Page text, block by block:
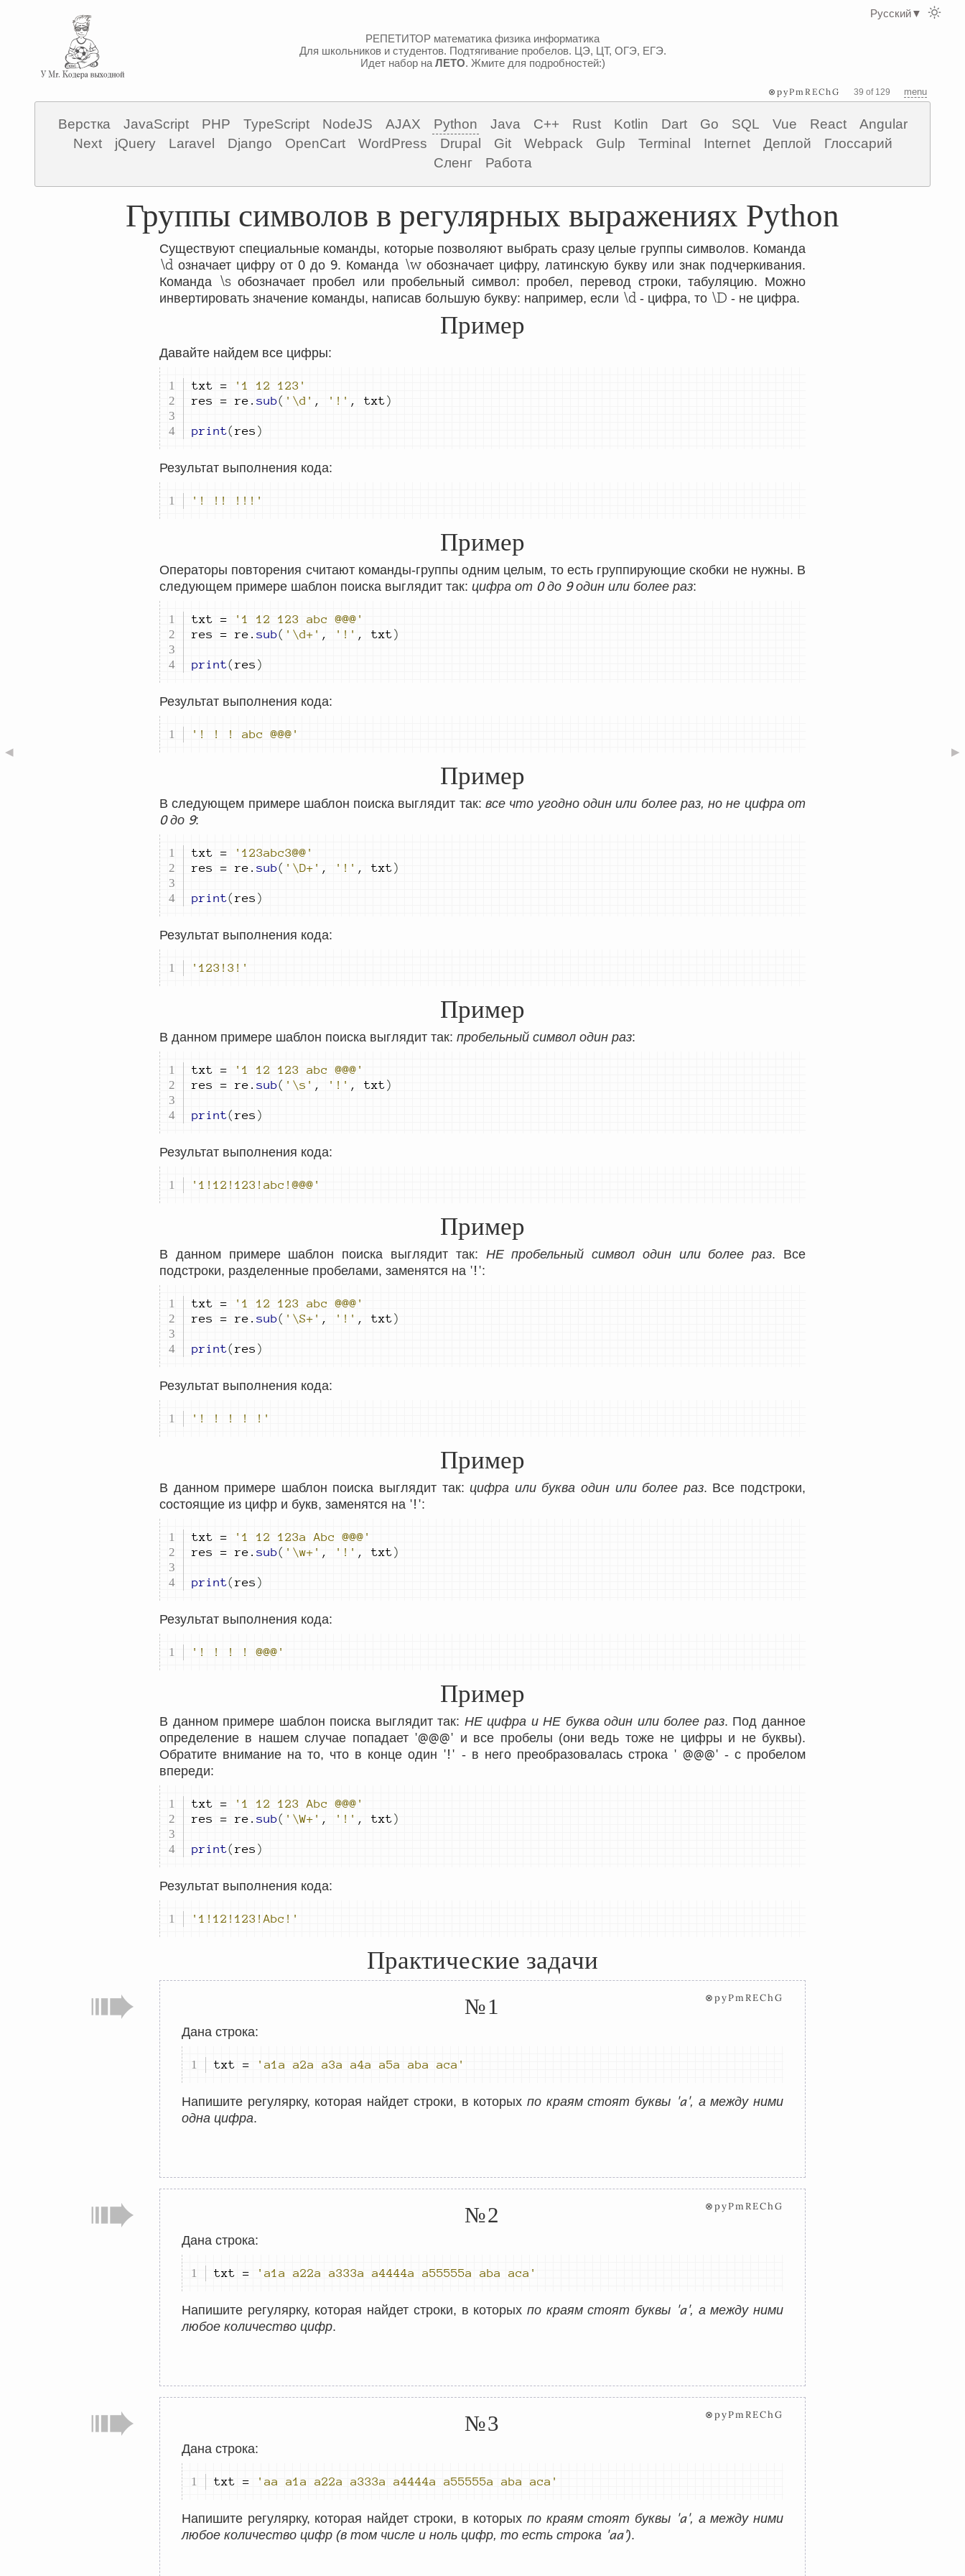
РЕПЕТИТОР математика физика информатика
Для школьников и студентов. Подтягивание пробелов. ЦЭ, ЦТ, ОГЭ, ЕГЭ.
Идет набор на ЛЕТО. Жмите для подробностей:)
⊗pyPmREChG 39 of 129 menu
Верстка JavaScript PHP TypeScript NodeJS AJAX Python Java C++ Rust Kotlin Dart Go SQL Vue React
Angular
Next
jQuery Laravel Django OpenCart WordPress Drupal Git Webpack Gulp Terminal Internet Деплой
Глоссарий
Сленг
Работа
◀ ▶
Группы символов в регулярных выражениях Python
Существуют специальные команды, которые позволяют выбрать сразу целые группы символов. Команда
\dозначает цифру от0 до 9. Команда \wобозначает цифру, латинскую букву или знак подчеркивания.
Команда \s обозначает пробел или пробельный символ: пробел, перевод строки, табуляцию. Можно
инвертировать значение команды, написав большую букву: например, если \d- цифра, то \D - не цифра.
Пример
Давайте найдем все цифры:
txt =
'1 12 123'
res = re . sub( '\d' , '!' , txt)
print( res )
Результат выполнения кода:
'! !! !!!'
Пример
Операторы повторения считают команды-группы одним целым, то есть группирующие скобки не нужны. В
следующем примере шаблон поиска выглядит так: цифра от 0до 9один или более раз:
txt =
'1 12 123 abc @@@'
res = re . sub( '\d+' , '!' , txt)
print( res )
Результат выполнения кода:
'! ! ! abc @@@'
Пример
В следующем примере шаблон поиска выглядит так:все что угодно один или более раз, но не цифра от
0до 9:
txt =
'123abc3@@'
res = re . sub( '\D+' , '!' , txt)
print( res )
Результат выполнения кода:
'123!3!'
Пример
В данном примере шаблон поиска выглядит так: пробельный символ один раз:
txt =
'1 12 123 abc @@@'
res = re . sub( '\s' , '!' , txt)
print( res )
Результат выполнения кода:
'1!12!123!abc!@@@'
Пример
В данном примере шаблон поиска выглядит так: НЕ пробельный символ один или более раз. Все
подстроки, разделенные пробелами, заменятся на '!':
txt =
'1 12 123 abc @@@'
res = re . sub( '\S+' , '!' , txt)
print( res )
Результат выполнения кода:
'! ! ! ! !'
Пример
В данном примере шаблон поиска выглядит так:цифра или буква один или более раз. Все подстроки,
состоящие из цифр и букв, заменятся на '!':
txt =
'1 12 123a Abc @@@'
res = re . sub( '\w+' , '!' , txt)
print( res )
Результат выполнения кода:
'! ! ! ! @@@'
Пример
В данном примере шаблон поиска выглядит так: НЕ цифра и НЕ буква один или более раз. Под данное
определение в нашем случае попадает '@@@' и все пробелы (они ведь тоже не цифры и не буквы).
Обратите внимание на то, что в конце один '!' - в него преобразовалась строка ' @@@' - с пробелом
впереди:
txt =
'1 12 123 Abc @@@'
res = re . sub( '\W+' , '!' , txt)
print( res )
Результат выполнения кода:
'1!12!123!Abc!'
Практические задачи
№1 ⊗pyPmREChG
Дана строка:
txt = 'a1a a2a a3a a4a a5a aba aca'
Напишите регулярку, которая найдет строки, в которых по краям стоят буквы 'a', а между ними
одна цифра.
№2 ⊗pyPmREChG
Дана строка:
txt = 'a1a a22a a333a a4444a a55555a aba aca'
Напишите регулярку, которая найдет строки, в которых по краям стоят буквы 'a', а между ними
любое количество цифр.
№3 ⊗pyPmREChG
Дана строка:
txt = 'aa a1a a22a a333a a4444a a55555a aba aca'
Напишите регулярку, которая найдет строки, в которых по краям стоят буквы 'a', а между ними
любое количество цифр (в том числе и ноль цифр, то есть строка 'aa').
Русский▼